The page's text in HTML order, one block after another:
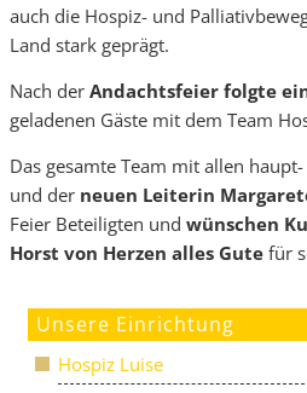
auch die Hospiz- und
Land stark geprägt.
Nach der Andachtsfeier folgte
geladenen Gäste mit dem Team
Das gesamte Team mit allen
und derneuen Leiterin
Feier Beteiligten und wünschen
Horst von Herzen alles Gute für
Unsere Einrichtung
Hospiz Luise